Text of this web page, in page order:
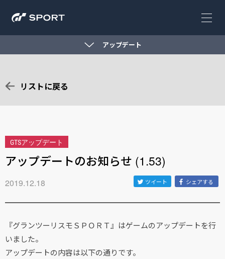
アップデート
リストに戻る
GTSアップデート
アップデートのお知らせ (1.53)
2019.12.18 ツイート シェアする
『グランツーリスモＳＰＯＲＴ』はゲームのアップデートを行
いました。
アップデートの内容は以下の通りです。